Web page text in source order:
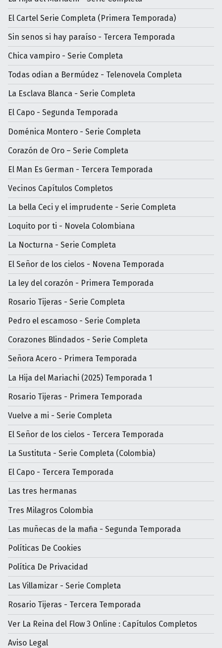
El Cartel Serie Completa (Primera Temporada)
Sin senos si hay paraíso - Tercera Temporada
Chica vampiro - Serie Completa
Todas odian a Bermúdez - Telenovela Completa
La Esclava Blanca - Serie Completa
El Capo - Segunda Temporada
Doménica Montero - Serie Completa
Corazón de Oro – Serie Completa
El Man Es German - Tercera Temporada
Vecinos Capítulos Completos
La bella Ceci y el imprudente - Serie Completa
Loquito por ti - Novela Colombiana
La Nocturna - Serie Completa
El Señor de los cielos - Novena Temporada
La ley del corazón - Primera Temporada
Rosario Tijeras - Serie Completa
Pedro el escamoso - Serie Completa
Corazones Blindados - Serie Completa
Señora Acero - Primera Temporada
La Hija del Mariachi (2025) Temporada 1
Rosario Tijeras - Primera Temporada
Vuelve a mi - Serie Completa
El Señor de los cielos - Tercera Temporada
La Sustituta - Serie Completa (Colombia)
El Capo - Tercera Temporada
Las tres hermanas
Tres Milagros Colombia
Las muñecas de la mafia - Segunda Temporada
Políticas De Cookies
Política De Privacidad
Las Villamizar - Serie Completa
Rosario Tijeras - Tercera Temporada
Ver La Reina del Flow 3 Online : Capítulos Completos
Aviso Legal